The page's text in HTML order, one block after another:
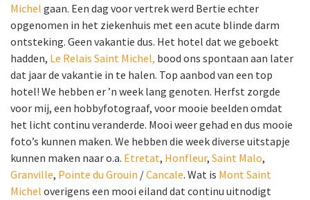
Michel gaan. Een dag voor vertrek werd Bertie echter
opgenomen in het ziekenhuis met een acute blinde darm
ontsteking. Geen vakantie dus. Het hotel dat we geboekt
hadden, Le Relais Saint Michel, bood ons spontaan aan later
dat jaar de vakantie in te halen. Top aanbod van een top
hotel! We hebben er ’n week lang genoten. Herfst zorgde
voor mij, een hobbyfotograaf, voor mooie beelden omdat
het licht continu veranderde. Mooi weer gehad en dus mooie
foto’s kunnen maken. We hebben die week diverse uitstapje
kunnen maken naar o.a. Etretat, Honfleur, Saint Malo,
Granville, Pointe du Grouin /Cancale. Wat is Mont Saint
Michel overigens een mooi eiland dat continu uitnodigt